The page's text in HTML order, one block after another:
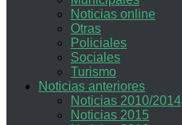
Noticias online
Otras
Policiales
Sociales
Turismo
Noticias anteriores
Noticias 2010/2014
Noticias 2015